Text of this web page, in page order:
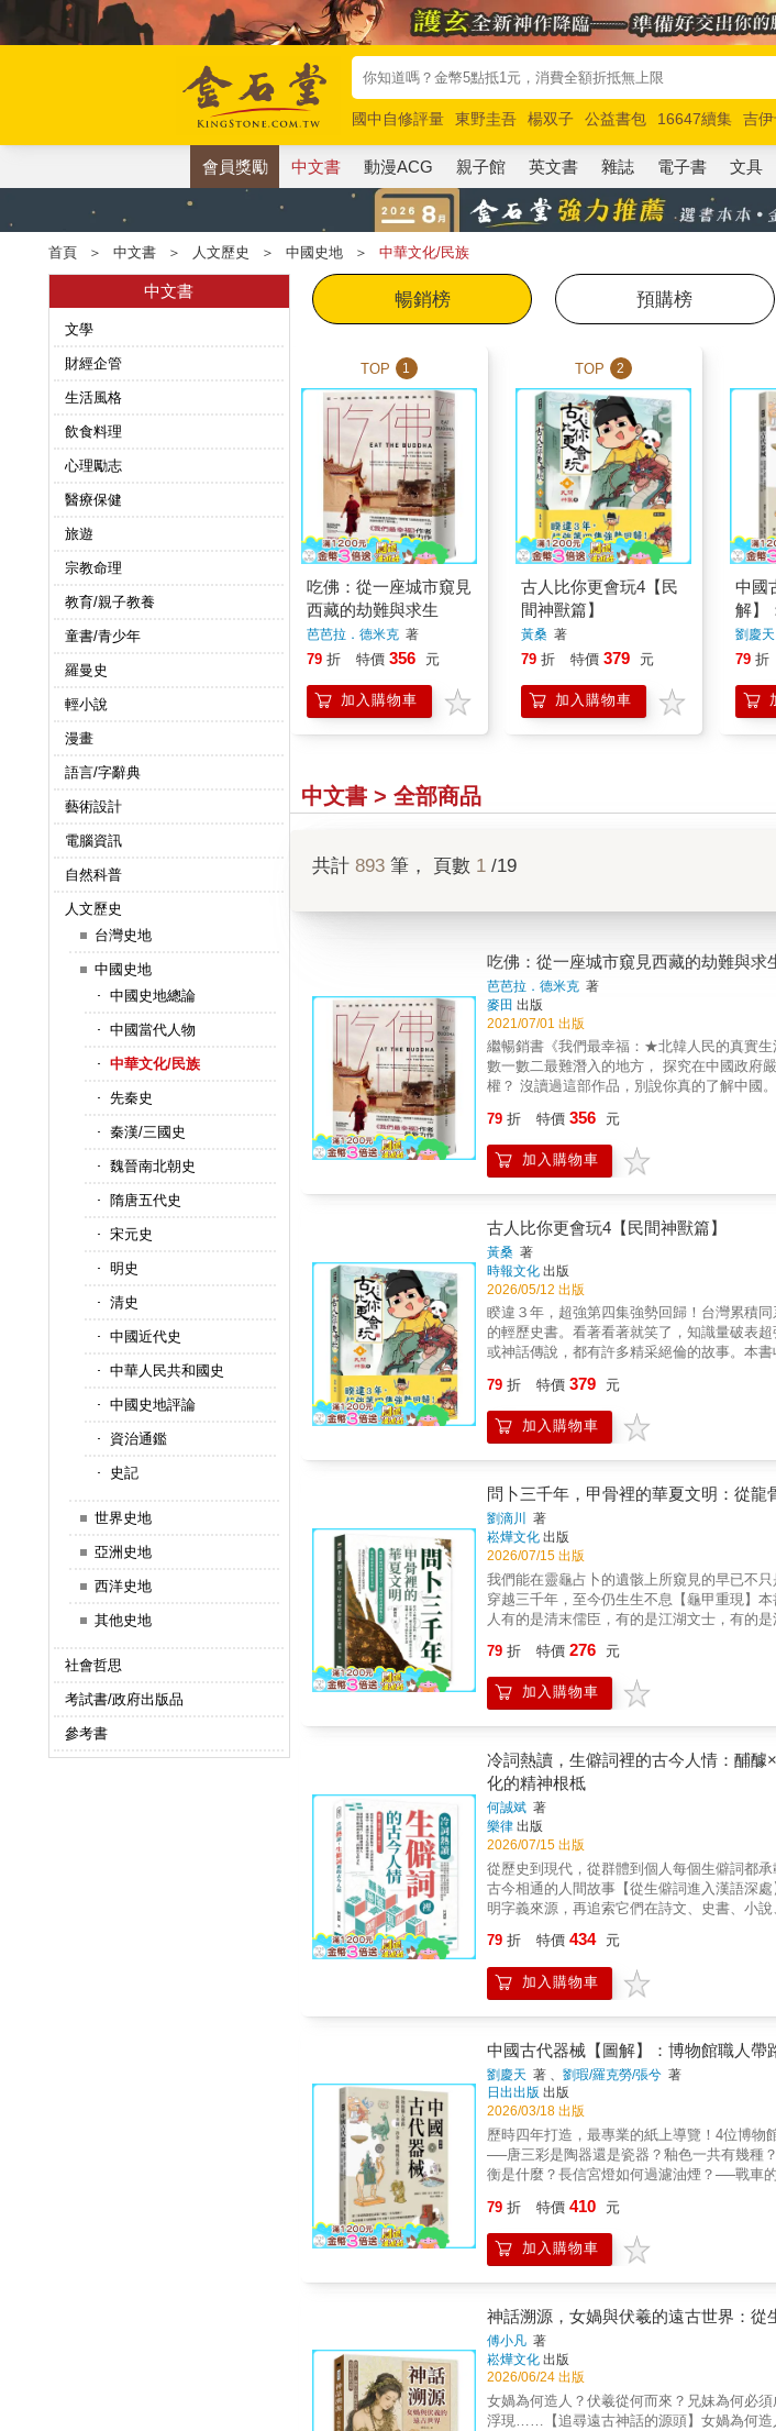
國中自修評量 東野圭吾 楊双子 公益書包 16647續集 吉
唯紅花綻放
奧德賽 路邊攤新作 馬斯克 玩具總動員5 超慢
會員獎勵 中文書 動漫ACG 親子館 英文書 雜誌 電子書 文具
首頁 ＞ 中文書 ＞ 人文歷史 ＞ 中國史地 ＞ 中華文化/民族
中文書
文學
財經企管
生活風格
飲食料理
心理勵志
醫療保健
旅遊
宗教命理
教育/親子教養
童書/青少年
羅曼史
輕小說
漫畫
語言/字辭典
藝術設計
電腦資訊
自然科普
人文歷史
台灣史地
中國史地
中國史地總論
中國當代人物
中華文化/民族
先秦史
秦漢/三國史
魏晉南北朝史
隋唐五代史
宋元史
明史
清史
中國近代史
中華人民共和國史
中國史地評論
資治通鑑
史記
世界史地
亞洲史地
西洋史地
其他史地
社會哲思
考試書/政府出版品
參考書
暢銷榜 預購榜
TOP 1
吃佛：從一座城市窺見
西藏的劫難與求生
芭芭拉．德米克著
79 折 特價 356 元
加入購物車
TOP 2
古人比你更會玩4【民
間神獸篇】
黃桑著
79 折 特價 379 元
加入購物車
中國
解】
路，
冶金
劉慶天
79 折
中文書 > 全部商品
共計 893 筆， 頁數 1 /19
吃佛：從一座城市窺見西藏的劫難與求
芭芭拉．德米克 著
麥田 出版
2021/07/01 出版
繼暢銷書《我們最幸福：★北韓人民的真實生活》， 獲獎記者芭芭拉．德米克又一大無畏揭開獨裁政權真實樣貌之作！！ 此
數一數二最難潛入的地方， 探究在中國政府嚴密監控下生活的藏人變成了什麼樣子？中國究竟急於隱瞞哪些事情？ 『中共究竟是怎麼樣的一個政
權？ 沒讀過這部作品，別說你真的了解中國。』 ──歐逸文（Evan Osnos） ▶▶▶坐落在青藏高原東部的藏族小鎮「阿壩」（Ngaba），是藏人
兵因為過於飢餓而洗劫當地寺廟，吃下那些由麵粉與酥油做成的小佛像， 他們其實是在吃
自此每隔十年左右，阿壩就會出現反政府的激烈抗議活動， 自焚的風潮完全戳破了中共聲稱藏人樂於受到中國
的眼中釘&hellip;&hellip; ※本書入圍巴美列捷福（Baillie Gifford Prize）非虛構寫作獎、《紐約時報》年度最佳好書！ 《華盛頓郵報》、《經濟學
顏擇雅 作家、出版人｜蘭萱 資深媒體人、中廣蘭萱時間節目
藏人早已親身經歷。 中國政府自《十七條協議》簽訂後短短不到幾年，旋即打破一國兩制、高度自治的承諾，無情剝奪藏人的土地、信仰、文化
與記憶，對西藏的破壞遠多於創造，一九五○
大屠殺還多！而那喪生的數十萬西藏「分裂
於飢餓，在清算折磨中被處決，在勞改流放中失去
奮力抵抗解放軍的入侵，年輕一輩的藏人在
做為對中共高壓統治的沉重抗議。中國的宣傳人員
嘛說：「宗教是毒藥。」計畫性消滅藏人的
黨才是你唯一的神。懼怕宗教力量的共產黨在
壩、成都、拉薩、理縣、九寨溝、南京、中
的政府的壓制之下，西藏最真實的處境。 ● 本書敘事橫跨數十年的西藏與中國現代史，透過德米克筆下的人物娓娓道來： 在文革期間遭到抄家的
公主；在著名的格爾登寺變得激進的年輕流浪藏人； 努力向上卻愛上中國女人的行動創業者；冒著生命危險大膽反抗的詩人
被迫在家庭與難以捉摸的中國金錢誘惑之間做抉擇的藏族女學生&hellip;&hellip;
必在信仰、家庭、國家之間做出棘手的抉擇。 他們都面臨同樣的困境： 究竟要抵抗中國，還是加入中國？ 究竟要遵循佛教教導的慈悲與非暴
嗎，還是起而反抗？ 西方人長久以來把西藏文化想像成一種充滿靈性與平和的文化，德米克揭開了這種長久以來的誤解，帶大家洞悉二十一世紀
藏人的真實樣貌。當今的藏人飽受一個勢不
無華，時而令人震驚，久久無法忘懷。
79 折 特價 356 元
加入購物車
古人比你更會玩4【民間神獸篇】
黃桑 著
時報文化 出版
2026/05/12 出版
睽違３年，超強第四集強勢回歸！台灣累積
的輕歷史書。看著看著就笑了，知識量破表
或神話傳說，都有許多精采絕倫的故事。本
在現代代表凶兆的烏鴉，在古代其實代表好
79 折 特價 379 元
加入購物車
問卜三千年，甲骨裡的華夏文明：從
劉滴川
著
崧燁文化 出版
2026/07/15 出版
我們能在靈龜占卜的遺骸上所窺見的早已不
穿越三千年，至今仍生生不息【龜甲重現】
人有的是清末儒臣，有的是江湖文士，有的
龜占卜、河洛地區與早期王都之間的關係，
和天下中心意識相連的歷史觀念。何尊銘文
絡之中。【殷商世界】進入殷商之後，本書
和信仰支撐起來的古老世界。【文字餘緒】
仰的痕跡。那些刻在龜甲獸骨上的符號，也
占卜文化與今日生活產生連結。全書因此形
中的文明遺緒。本書特色：本書從甲骨文的
甲骨文如何從藥鋪裡的「龍骨」，成為追溯
明觀念的形成，試圖從龜甲、卜辭和古老傳
79 折 特價 276 元
加入購物車
冷詞熱讀，生僻詞裡的古今人情：酺
化的精神根柢
何誠斌 著
樂律 出版
2026/07/15 出版
從歷史到現代，從群體到個人每個生僻詞都
古今相通的人間故事【從生僻詞進入漢語深
明字義來源，再追索它們在詩文、史書、小
小說與歷代文人掌故，展現生僻詞如何在不
寫到現代飯局中的尷尬與壓力；「趑趄」由
斷地吸收經驗、保存記憶、生成新意。【從
也是生活留下的痕跡。【在古今對照中形成
當代觀察之間。作者寫「掄材」時談選才與
部詞語時也觸及職場、企業文化、語言系統
個散落於古籍與日常記憶中的生僻詞，逐字
懷。書中呈現生僻詞在不同時代、文章、制
語的筋骨與溫度。
79 折 特價 434 元
加入購物車
中國古代器械【圖解】：博物館職人
劉慶天 著 、劉瑕/羅克勞/張兮 著
日出出版 出版
2026/03/18 出版
歷時四年打造，最專業的紙上導覽！4位博
──唐三彩是陶器還是瓷器？釉色一共有幾種
衡是什麼？長信宮燈如何過濾油煙？──戰車
現】古代匠人如何在泥火、冶煉與機械運作
件文物，都蘊藏著該時代最強大的科技及文
本書由資深博物館解說員、考古研究人員與
變。▲青銅：從採礦到脱蠟法鑄造，從神秘
術，以及冶鐵水排、活塞式風箱等工具，展
創新。▲兵器：從近戰匕首到火藥武器，從盾
吳宜蓉不務正業的博物館吧 郭怡汝好評推薦
79 折 特價 410 元
加入購物車
神話溯源，女媧與伏羲的遠古世界：
傅小凡 著
崧燁文化 出版
2026/06/24 出版
女媧為何造人？伏羲從何而來？兄妹為何必
浮現……【追尋遠古神話的源頭】女媧為何造